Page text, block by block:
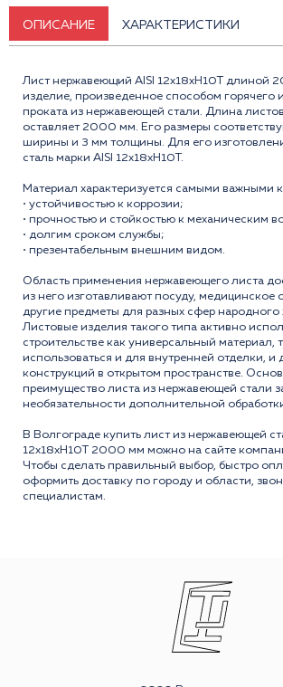
ОПИСАНИЕ ХАРАКТЕРИСТИКИ
Лист нержавеющий AISI 12x18xH10T длиной
изделие, произведенное способом горячего
проката из нержавеющей стали. Длина
оставляет 2000 мм. Его размеры
ширины и 3 мм толщины. Для его
сталь марки AISI 12x18xH10T.
Материал характеризуется самыми важными
• устойчивостью к коррозии;
• прочностью и стойкостью к механическим
• долгим сроком службы;
• презентабельным внешним видом.
Область применения нержавеющего листа
из него изготавливают посуду, медицинское
другие предметы для разных сфер народного
Листовые изделия такого типа активно
строительстве как универсальный материал,
использоваться и для внутренней отделки, и
конструкций в открытом пространстве.
преимущество листа из нержавеющей стали
необязательности дополнительной
В Волгограде купить лист из нержавеющей
12x18xH10T 2000 мм можно на сайте
Чтобы сделать правильный выбор, быстро
оформить доставку по городу и области,
специалистам.